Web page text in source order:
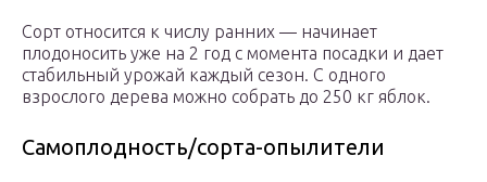
Сорт относится к числу ранних — начинает
плодоносить уже на 2 год с момента посадки и дает
стабильный урожай каждый сезон. С одного
взрослого дерева можно собрать до 250 кг яблок.
Самоплодность/сорта-опылители